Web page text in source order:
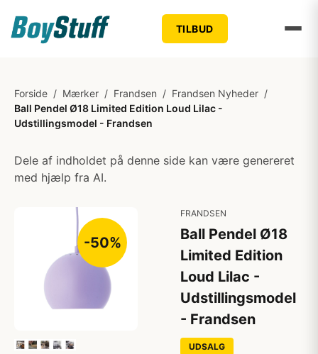
TILBUD
Forside / Mærker / Frandsen / Frandsen Nyheder /
Ball Pendel Ø18 Limited Edition Loud Lilac -
Udstillingsmodel - Frandsen
Dele af indholdet på denne side kan være genereret
med hjælp fra AI.
-50%
FRANDSEN
Ball Pendel Ø18
Limited Edition
Loud Lilac -
Udstillingsmodel
- Frandsen
UDSALG